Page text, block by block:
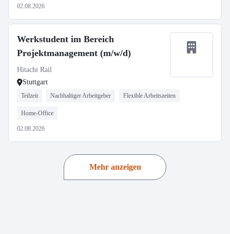
02.08.2026
Werkstudent im Bereich
Projektmanagement (m/w/d)
Hitachi Rail
Stuttgart
Teilzeit Nachhaltiger Arbeitgeber Flexible Arbeitszeiten
Home-Office
02.08.2026
Mehr anzeigen